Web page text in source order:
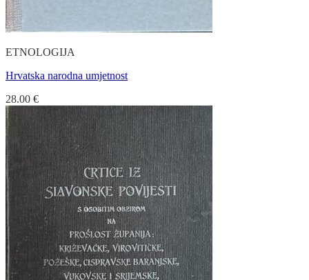
ETNOLOGIJA
Hrvatska narodna umjetnost
28.00 €